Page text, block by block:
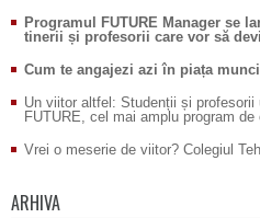
Programul FUTURE Manager se
tinerii și profesorii care vor să
Cum te angajezi azi în piața
Un viitor altfel: Studenții și
FUTURE, cel mai amplu program
Vrei o meserie de viitor? Colegiul
ARHIVA